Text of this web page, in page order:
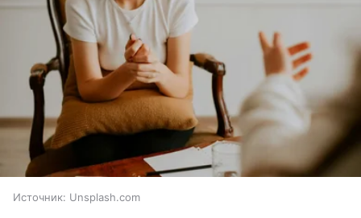
Источник: Unsplash.com